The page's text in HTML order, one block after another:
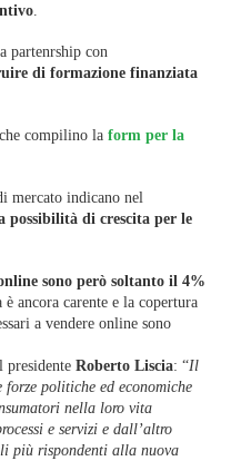
partenrship con
di formazione finanziata
compilino la form per la
mercato indicano nel
possibilità di crescita per le
sono però soltanto il 4%
ancora carente e la copertura
a vendere online sono
presidente Roberto Liscia: “Il
politiche ed economiche
nella loro vita
e servizi e dall’altro
più rispondenti alla nuova